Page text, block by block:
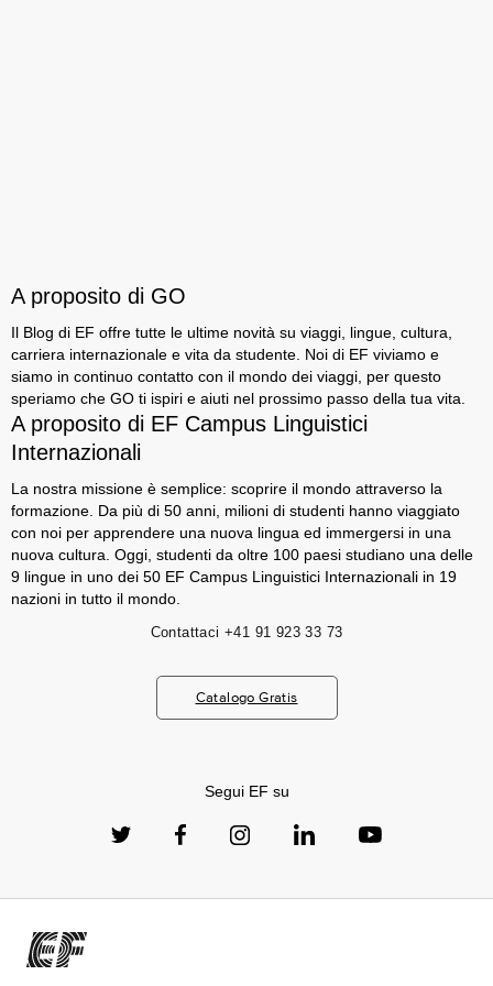
A proposito di GO
Il Blog di EF offre tutte le ultime novità su viaggi, lingue, cultura,
carriera internazionale e vita da studente. Noi di EF viviamo e
siamo in continuo contatto con il mondo dei viaggi, per questo
speriamo che GO ti ispiri e aiuti nel prossimo passo della tua vita.
A proposito di EF Campus Linguistici
Internazionali
La nostra missione è semplice: scoprire il mondo attraverso la
formazione. Da più di 50 anni, milioni di studenti hanno viaggiato
con noi per apprendere una nuova lingua ed immergersi in una
nuova cultura. Oggi, studenti da oltre 100 paesi studiano una delle
9 lingue in uno dei 50 EF Campus Linguistici Internazionali in 19
nazioni in tutto il mondo.
Contattaci +41 91 923 33 73
Catalogo Gratis
Segui EF su